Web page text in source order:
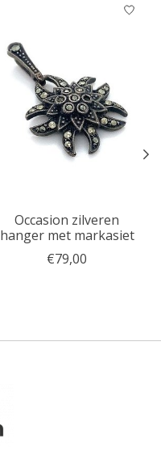
Occasion zilveren
hanger met markasiet
€79,00